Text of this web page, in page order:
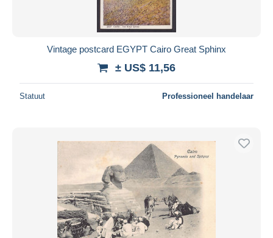
Vintage postcard EGYPT Cairo Great Sphinx
± US$ 11,56
Statuut Professioneel handelaar